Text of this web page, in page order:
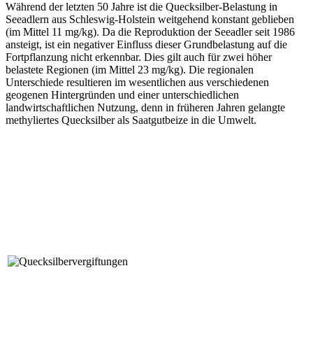
Während der letzten 50 Jahre ist die Quecksilber-Belastung in
Seeadlern aus Schleswig-Holstein weitgehend konstant geblieben
(im Mittel 11 mg/kg). Da die Reproduktion der Seeadler seit 1986
ansteigt, ist ein negativer Einfluss dieser Grundbelastung auf die
Fortpflanzung nicht erkennbar. Dies gilt auch für zwei höher
belastete Regionen (im Mittel 23 mg/kg). Die regionalen
Unterschiede resultieren im wesentlichen aus verschiedenen
geogenen Hintergründen und einer unterschiedlichen
landwirtschaftlichen Nutzung, denn in früheren Jahren gelangte
methyliertes Quecksilber als Saatgutbeize in die Umwelt.